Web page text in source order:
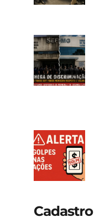
Cadastro